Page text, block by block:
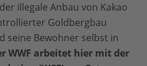
illegale Anbau von Kakao
Goldbergbau
seine Bewohner selbst in
WWF arbeitet hier mit der